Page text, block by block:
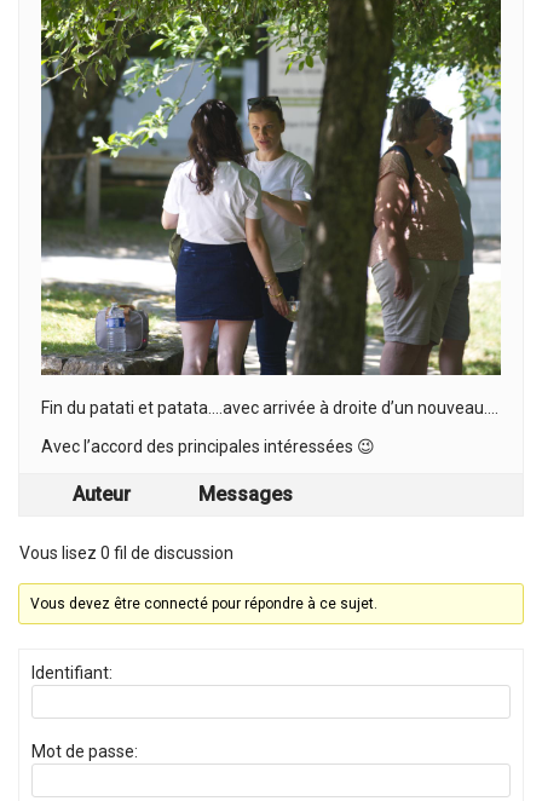
Fin du patati et patata….avec arrivée à droite d’un nouveau….
Avec l’accord des principales intéressées 😉
Auteur Messages
Vous lisez 0 fil de discussion
Vous devez être connecté pour répondre à ce sujet.
Identifiant:
Mot de passe: